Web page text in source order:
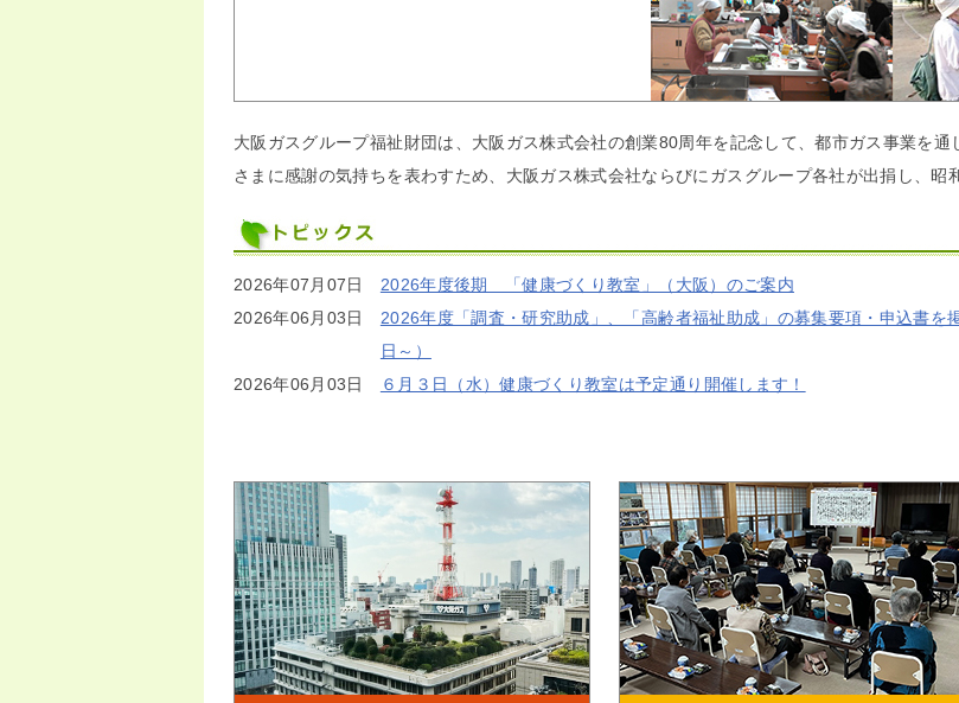
大阪ガスグループ福祉財団は、大阪ガス株式会社の創業80周年を記念して、都市ガス事業を
さまに感謝の気持ちを表わすため、大阪ガス株式会社ならびにガスグループ各社が出捐し、昭
2026年07月07日
2026年度後期 「健康づくり教室」（大阪）のご案内
2026年06月03日
2026年度「調査・研究助成」、「高齢者福祉助成」の募集要項・申込書を
日～）
2026年06月03日
６月３日（水）健康づくり教室は予定通り開催します！